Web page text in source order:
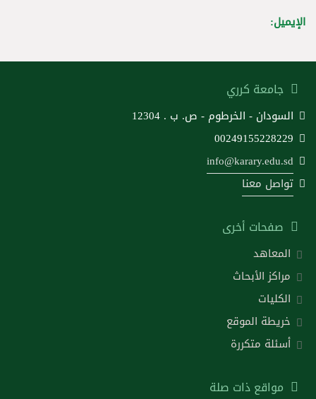
الإيميل:
جامعة كرري
السودان - الخرطوم - ص. ب . 12304
00249155228229
info@karary.edu.sd
تواصل معنا
صفحات أخرى
المعاهد
مراكز الأبحاث
الكليات
خريطة الموقع
أسئلة متكررة
مواقع ذات صلة